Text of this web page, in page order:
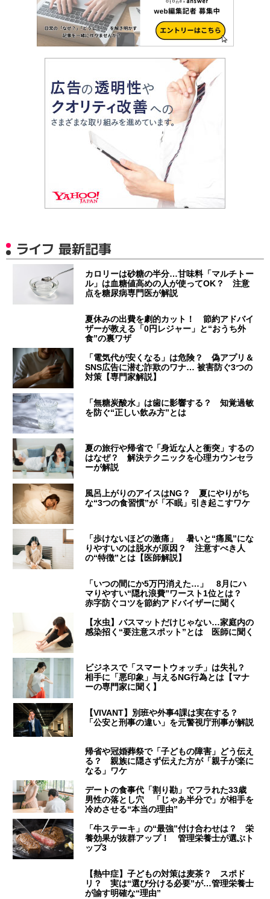
ライフ 最新記事
カロリーは砂糖の半分…甘味料「マルチトー
ル」は血糖値高めの人が使ってOK？ 注意
点を糖尿病専門医が解説
夏休みの出費を劇的カット！ 節約アドバイ
ザーが教える「0円レジャー」と“おうち外
食”の裏ワザ
「電気代が安くなる」は危険？ 偽アプリ＆
SNS広告に潜む詐欺のワナ… 被害防ぐ3つの
対策【専門家解説】
「無糖炭酸水」は歯に影響する？ 知覚過敏
を防ぐ“正しい飲み方”とは
夏の旅行や帰省で「身近な人と衝突」するの
はなぜ？ 解決テクニックを心理カウンセラ
ーが解説
風呂上がりのアイスはNG？ 夏にやりがち
な“3つの食習慣”が「不眠」引き起こすワケ
「歩けないほどの激痛」 暑いと“痛風”にな
りやすいのは脱水が原因？ 注意すべき人
の“特徴”とは【医師解説】
「いつの間にか5万円消えた…」 8月にハ
マりやすい“隠れ浪費”ワースト1位とは？
赤字防ぐコツを節約アドバイザーに聞く
【水虫】バスマットだけじゃない…家庭内の
感染招く“要注意スポット”とは 医師に聞く
ビジネスで「スマートウォッチ」は失礼？
相手に「悪印象」与えるNG行為とは【マナ
ーの専門家に聞く】
【VIVANT】別班や外事4課は実在する？
「公安と刑事の違い」を元警視庁刑事が解説
帰省や冠婚葬祭で「子どもの障害」どう伝え
る？ 親族に隠さず伝えた方が「親子が楽に
なる」ワケ
デートの食事代「割り勘」でフラれた33歳
男性の落とし穴 「じゃあ半分で」が相手を
冷めさせる“本当の理由”
「牛ステーキ」の“最強”付け合わせは？ 栄
養効果が抜群アップ！ 管理栄養士が選ぶト
ップ3
【熱中症】子どもの対策は麦茶？ スポド
リ？ 実は“選び分ける必要”が…管理栄養士
が諭す明確な“理由”